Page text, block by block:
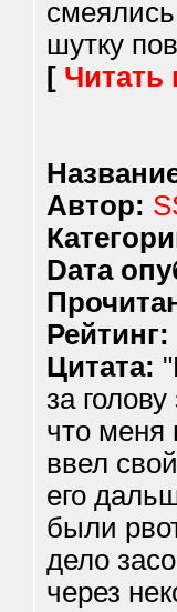
шутку
[ Читать
Автор:
Dата
Рейтинг:
Цитата:
за
что меня
ввел
его
были
дело
через